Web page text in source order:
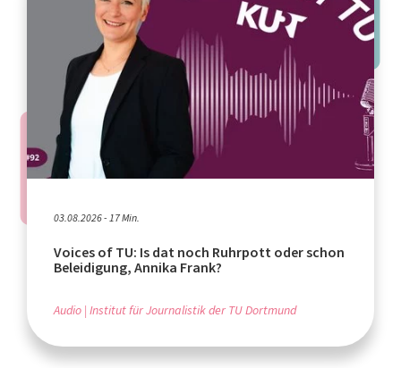
03.08.2026 - 17 Min.
Voices of TU: Is dat noch Ruhrpott oder schon
Beleidigung, Annika Frank?
Audio Institut für Journalistik der TU Dortmund